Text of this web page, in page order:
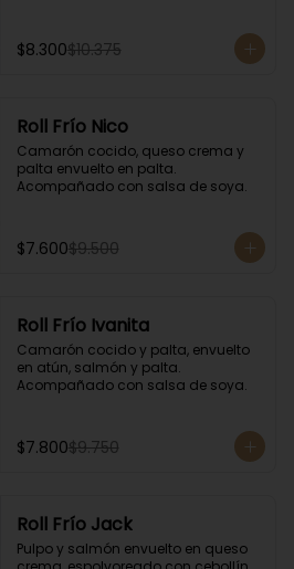
$8.300$10.375
Roll Frío Nico
Camarón cocido, queso crema y
palta envuelto en palta.
Acompañado con salsa de soya.
$7.600$9.500
Roll Frío Ivanita
Camarón cocido y palta, envuelto
en atún, salmón y palta.
Acompañado con salsa de soya.
$7.800$9.750
Roll Frío Jack
Pulpo y salmón envuelto en queso